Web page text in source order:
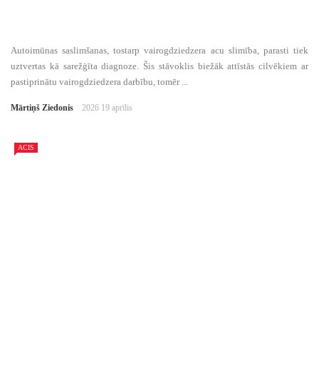
Autoimūnas saslimšanas, tostarp vairogdziedzera acu slimība, parasti tiek
uztvertas kā sarežģīta diagnoze. Šis stāvoklis biežāk attīstās cilvēkiem ar
pastiprinātu vairogdziedzera darbību, tomēr ...
Mārtiņš Ziedonis 2026 19 aprīlis
ACIS